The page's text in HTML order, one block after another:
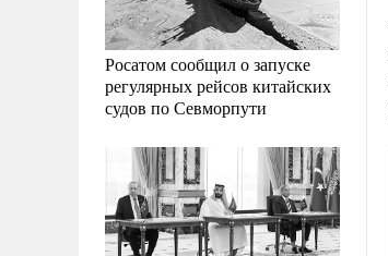
Росатом сообщил о запуске
регулярных рейсов китайских
судов по Севморпути